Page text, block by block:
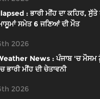
: ਭਾਰੀ ਮੀਂਹ ਦਾ ਕਹਿਰ,
ਸਮੇਤ 6 ਜਣਿਆਂ ਦੀ ਮੌਤ
2026
News : ਪੰਜਾਬ 'ਚ ਮੌਸਮ
ਮੀਂਹ ਦੀ ਚੇਤਾਵਨੀ
2026